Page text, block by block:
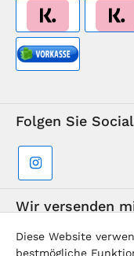
Folgen Sie
Wir versenden
Diese Website
bestmögliche